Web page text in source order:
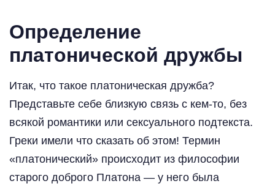
Определение
платонической дружбы
Итак, что такое платоническая дружба?
Представьте себе близкую связь с кем-то, без
всякой романтики или сексуального подтекста.
Греки имели что сказать об этом! Термин
«платонический» происходит из философии
старого доброго Платона — у него была